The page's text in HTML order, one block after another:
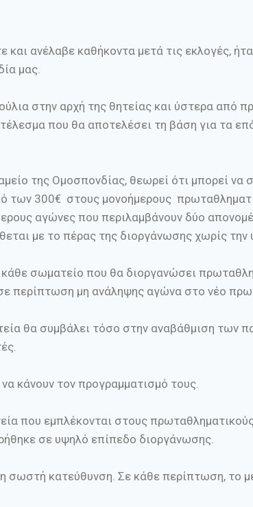
ανέλαβε καθήκοντα μετά τις εκλογές,
μας.
στην αρχή της θητείας και ύστερα από
που θα αποτελέσει τη βάση για τα
της Ομοσπονδίας, θεωρεί ότι μπορεί να
των 300€ στους μονοήμερους
αγώνες που περιλαμβάνουν δύο
με το πέρας της διοργάνωσης χωρίς
σωματείο που θα διοργανώσει
περίπτωση μη ανάληψης αγώνα στο νέο
θα συμβάλει τόσο στην αναβάθμιση των
κάνουν τον προγραμματισμό τους.
που εμπλέκονται στους
σε υψηλό επίπεδο διοργάνωσης.
σωστή κατεύθυνση. Σε κάθε περίπτωση, το